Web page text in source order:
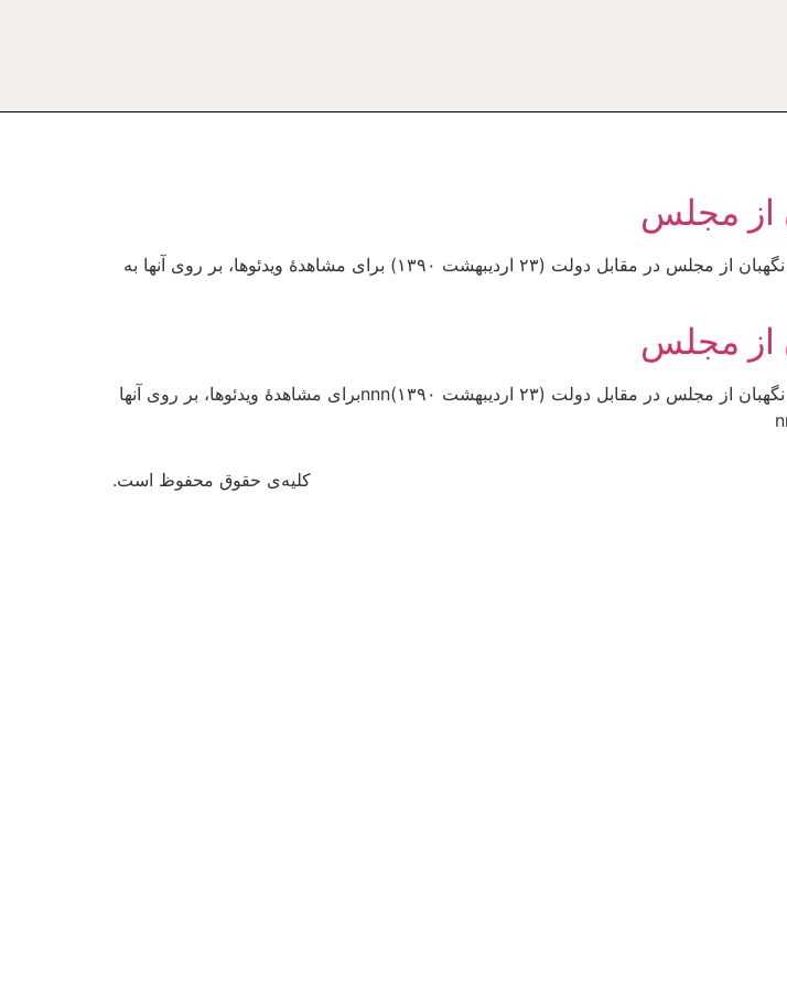
از مجلس
مصاحبه با حسن یوسفی اشکوری نماینده سابق مجلس در مورد جانبداری شورای نگهبان از مجلس در مقابل دولت (۲۳ اردیبهشت ۱۳۹۰) براى مشاهدهٔ ویدئوها، بر روى آنها به
از مجلس
مصاحبه با حسن یوسفی اشکوری نماینده سابق مجلس در مورد جانبداری شورای نگهبان از مجلس در مقابل دولت (۲۳ اردیبهشت ۱۳۹۰)nnnبراى مشاهدهٔ ویدئوها، بر روى آنها
کلیه‌ی حقوق محفوظ است.